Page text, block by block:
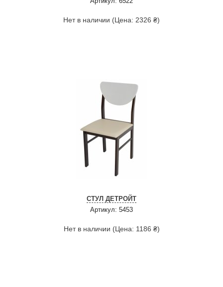
Нет в наличии (Цена: 2326 ₴)
СТУЛ ДЕТРОЙТ
Артикул: 5453
Нет в наличии (Цена: 1186 ₴)